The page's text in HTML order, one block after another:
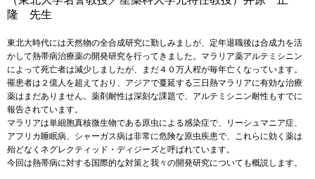
隆 先生
東北大時代には天然物の全合成研究に勤しみましが、定年退職後は合成力を活
かして熱帯病治療薬の開発研究を行ってきました。マラリア薬アルテミシニン
によって死亡者は減少しましたが、まだ４０万人程が毎年亡くなっています。
罹患者は２億人を超えており、アジアで蔓延する三日熱マラリアに有効な治療
薬はまだありません。薬剤耐性は深刻な課題で、アルテミシニン耐性もすでに
報告されています。
マラリアは単細胞真核微生物である原虫による感染症で、リーシュマニア症、
アフリカ睡眠病、シャーガス病は非常に危険な原虫疾患で、これらに効く薬は
殆どなくネグレクティッド・ディジーズと呼ばれています。
今回は熱帯病に対する国際的な対策と我々の開発研究についても概説します。